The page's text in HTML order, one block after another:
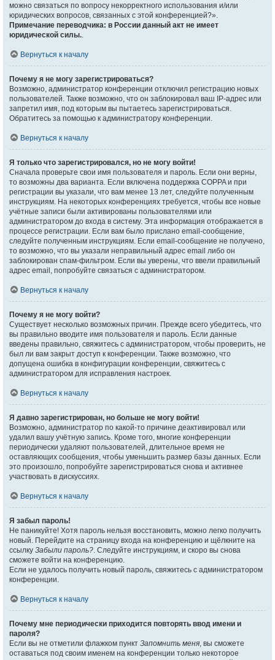
можно связаться по вопросу некорректного использования и/или
юридических вопросов, связанных с этой конференцией?».
Примечание переводчика: в России данный акт не имеет
юридической силы..
Вернуться к началу
Почему я не могу зарегистрироваться?
Возможно, администратор конференции отключил регистрацию новых
пользователей. Также возможно, что он заблокировал ваш IP-адрес или
запретил имя, под которым вы пытаетесь зарегистрироваться.
Обратитесь за помощью к администратору конференции.
Вернуться к началу
Я только что зарегистрировался, но не могу войти!
Сначала проверьте свои имя пользователя и пароль. Если они верны,
то возможны два варианта. Если включена поддержка COPPA и при
регистрации вы указали, что вам менее 13 лет, следуйте полученным
инструкциям. На некоторых конференциях требуется, чтобы все новые
учётные записи были активированы пользователями или
администратором до входа в систему. Эта информация отображается в
процессе регистрации. Если вам было прислано email-сообщение,
следуйте полученным инструкциям. Если email-сообщение не получено,
то возможно, что вы указали неправильный адрес email либо он
заблокирован спам-фильтром. Если вы уверены, что ввели правильный
адрес email, попробуйте связаться с администратором.
Вернуться к началу
Почему я не могу войти?
Существует несколько возможных причин. Прежде всего убедитесь, что
вы правильно вводите имя пользователя и пароль. Если данные
введены правильно, свяжитесь с администратором, чтобы проверить, не
был ли вам закрыт доступ к конференции. Также возможно, что
допущена ошибка в конфигурации конференции, свяжитесь с
администратором для исправления настроек.
Вернуться к началу
Я давно зарегистрирован, но больше не могу войти!
Возможно, администратор по какой-то причине деактивировал или
удалил вашу учётную запись. Кроме того, многие конференции
периодически удаляют пользователей, длительное время не
оставляющих сообщения, чтобы уменьшить размер базы данных. Если
это произошло, попробуйте зарегистрироваться снова и активнее
участвовать в дискуссиях.
Вернуться к началу
Я забыл пароль!
Не паникуйте! Хотя пароль нельзя восстановить, можно легко получить
новый. Перейдите на страницу входа на конференцию и щёлкните на
ссылку Забыли пароль?. Следуйте инструкциям, и скоро вы снова
сможете войти на конференцию.
Если не удалось получить новый пароль, свяжитесь с администратором
конференции.
Вернуться к началу
Почему мне периодически приходится повторять ввод имени и
пароля?
Если вы не отметили флажком пункт Запомнить меня, вы сможете
оставаться под своим именем на конференции только некоторое